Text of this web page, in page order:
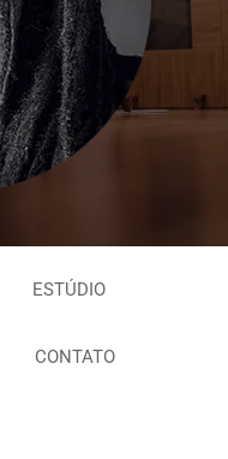
ESTÚDIO
CONTATO